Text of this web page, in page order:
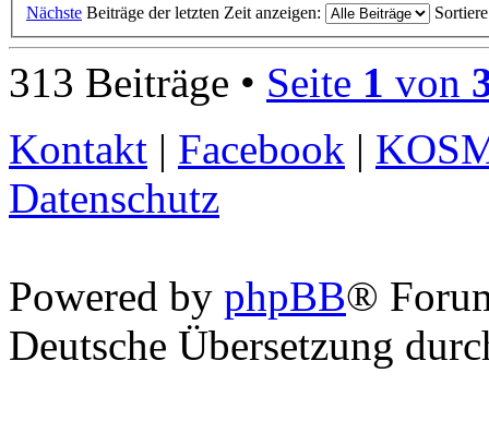
Nächste Beiträge der letzten Zeit anzeigen:
313 Beiträge • Seite 1 von
Kontakt | Facebook |
Datenschutz
Powered by phpBB®
Deutsche Übersetzung